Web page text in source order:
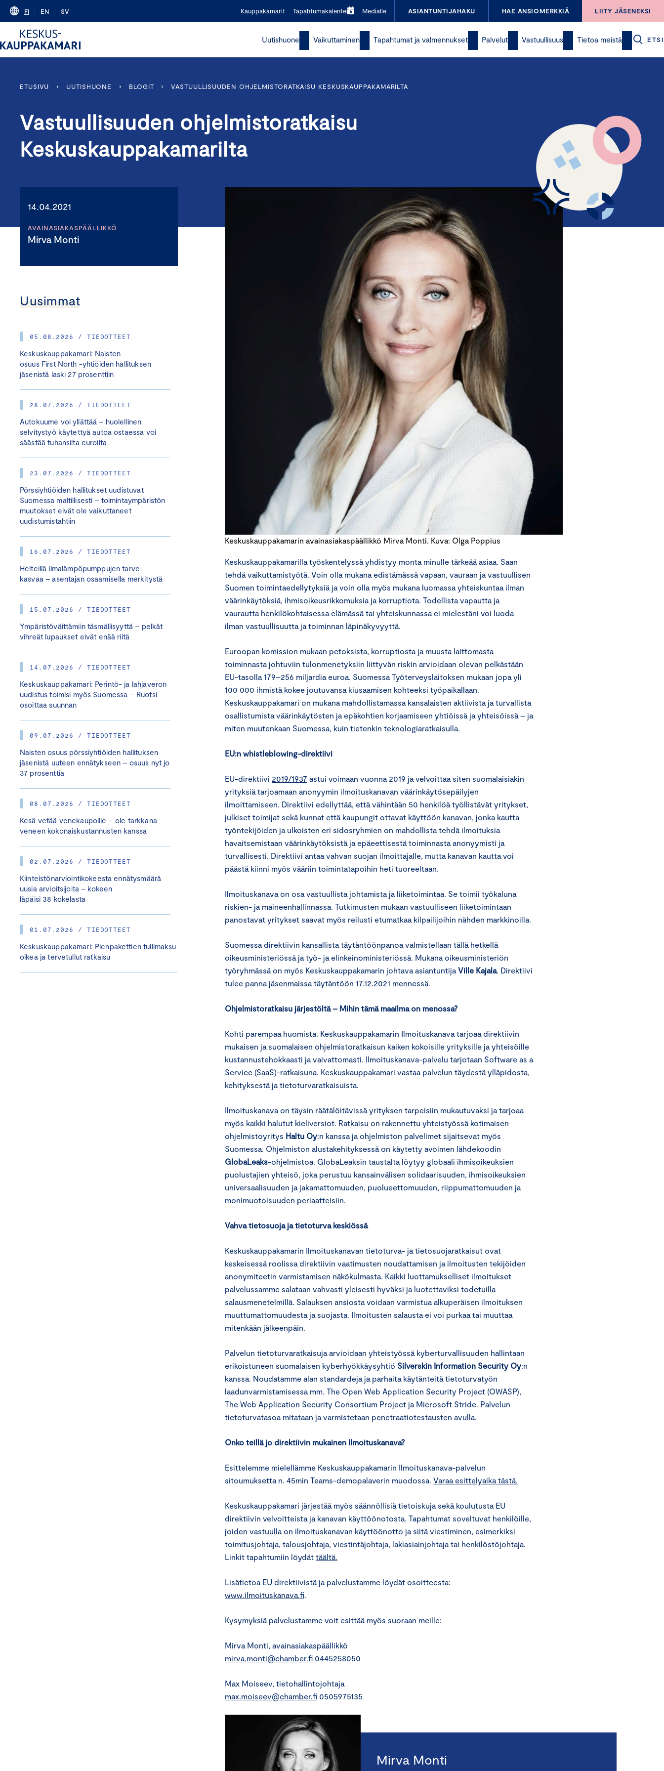
Skip
content
FI EN SV Kauppakamarit Tapahtumakalenteri Medialle ASIANTUNTIJAHAKU HAE ANSIOMERKKIÄ LIITY JÄSENEKSI
Uutishuone Vaikuttaminen Tapahtumat ja valmennukset Palvelut Vastuullisuus Tietoa meistä ETSI
ETUSIVU › UUTISHUONE › BLOGIT › VASTUULLISUUDEN OHJELMISTORATKAISU KESKUSKAUPPAKAMARILTA
Vastuullisuuden ohjelmistoratkaisu
Keskuskauppakamarilta
14.04.2021
AVAINASIAKASPÄÄLLIKKÖ
Mirva Monti
Uusimmat
05.08.2026 / TIEDOTTEET
Keskuskauppakamari: Naisten
osuus First North -yhtiöiden hallituksen
jäsenistä laski 27 prosenttiin
28.07.2026 / TIEDOTTEET
Autokuume voi yllättää – huolellinen
selvitystyö käytettyä autoa ostaessa voi
säästää tuhansilta euroilta
23.07.2026 / TIEDOTTEET
Pörssiyhtiöiden hallitukset uudistuvat
Suomessa maltillisesti – toimintaympäristön
muutokset eivät ole vaikuttaneet
uudistumistahtiin
16.07.2026 / TIEDOTTEET
Helteillä ilmalämpöpumppujen tarve
kasvaa – asentajan osaamisella merkitystä
15.07.2026 / TIEDOTTEET
Ympäristöväittämiin täsmällisyyttä – pelkät
vihreät lupaukset eivät enää riitä
14.07.2026 / TIEDOTTEET
Keskuskauppakamari: Perintö- ja lahjaveron
uudistus toimisi myös Suomessa – Ruotsi
osoittaa suunnan
09.07.2026 / TIEDOTTEET
Naisten osuus pörssiyhtiöiden hallituksen
jäsenistä uuteen ennätykseen – osuus nyt jo
37 prosenttia
08.07.2026 / TIEDOTTEET
Kesä vetää venekaupoille – ole tarkkana
veneen kokonaiskustannusten kanssa
02.07.2026 / TIEDOTTEET
Kiinteistönarviointikokeesta ennätysmäärä
uusia arvioitsijoita – kokeen
läpäisi 38 kokelasta
01.07.2026 / TIEDOTTEET
Keskuskauppakamari: Pienpakettien tullimaksu
oikea ja tervetullut ratkaisu
Keskuskauppakamarin avainasiakaspäällikkö Mirva Monti. Kuva: Olga Poppius
Keskuskauppakamarilla työskentelyssä yhdistyy monta minulle tärkeää asiaa. Saan
tehdä vaikuttamistyötä. Voin olla mukana edistämässä vapaan, vauraan ja vastuullisen
Suomen toimintaedellytyksiä ja voin olla myös mukana luomassa yhteiskuntaa ilman
väärinkäytöksiä, ihmisoikeusrikkomuksia ja korruptiota. Todellista vapautta ja
vaurautta henkilökohtaisessa elämässä tai yhteiskunnassa ei mielestäni voi luoda
ilman vastuullisuutta ja toiminnan läpinäkyvyyttä.
Euroopan komission mukaan petoksista, korruptiosta ja muusta laittomasta
toiminnasta johtuviin tulonmenetyksiin liittyvän riskin arvioidaan olevan pelkästään
EU-tasolla 179–256 miljardia euroa. Suomessa Työterveyslaitoksen mukaan jopa yli
100 000 ihmistä kokee joutuvansa kiusaamisen kohteeksi työpaikallaan.
Keskuskauppakamari on mukana mahdollistamassa kansalaisten aktiivista ja turvallista
osallistumista väärinkäytösten ja epäkohtien korjaamiseen yhtiöissä ja yhteisöissä – ja
miten muutenkaan Suomessa, kuin tietenkin teknologiaratkaisulla.
EU:n whistleblowing-direktiivi
EU-direktiivi 2019/1937 astui voimaan vuonna 2019 ja velvoittaa siten suomalaisiakin
yrityksiä tarjoamaan anonyymin ilmoituskanavan väärinkäytösepäilyjen
ilmoittamiseen. Direktiivi edellyttää, että vähintään 50 henkilöä työllistävät yritykset,
julkiset toimijat sekä kunnat että kaupungit ottavat käyttöön kanavan, jonka kautta
työntekijöiden ja ulkoisten eri sidosryhmien on mahdollista tehdä ilmoituksia
havaitsemistaan väärinkäytöksistä ja epäeettisestä toiminnasta anonyymisti ja
turvallisesti. Direktiivi antaa vahvan suojan ilmoittajalle, mutta kanavan kautta voi
päästä kiinni myös vääriin toimintatapoihin heti tuoreeltaan.
Ilmoituskanava on osa vastuullista johtamista ja liiketoimintaa. Se toimii työkaluna
riskien- ja maineenhallinnassa. Tutkimusten mukaan vastuulliseen liiketoimintaan
panostavat yritykset saavat myös reilusti etumatkaa kilpailijoihin nähden markkinoilla.
Suomessa direktiivin kansallista täytäntöönpanoa valmistellaan tällä hetkellä
oikeusministeriössä ja työ- ja elinkeinoministeriössä. Mukana oikeusministeriön
työryhmässä on myös Keskuskauppakamarin johtava asiantuntija Ville Kajala. Direktiivi
tulee panna jäsenmaissa täytäntöön 17.12.2021 mennessä.
Ohjelmistoratkaisu järjestöltä – Mihin tämä maailma on menossa?
Kohti parempaa huomista. Keskuskauppakamarin Ilmoituskanava tarjoaa direktiivin
mukaisen ja suomalaisen ohjelmistoratkaisun kaiken kokoisille yrityksille ja yhteisöille
kustannustehokkaasti ja vaivattomasti. Ilmoituskanava-palvelu tarjotaan Software as a
Service (SaaS)-ratkaisuna. Keskuskauppakamari vastaa palvelun täydestä ylläpidosta,
kehityksestä ja tietoturvaratkaisuista.
Ilmoituskanava on täysin räätälöitävissä yrityksen tarpeisiin mukautuvaksi ja tarjoaa
myös kaikki halutut kieliversiot. Ratkaisu on rakennettu yhteistyössä kotimaisen
ohjelmistoyritys Haltu Oy:n kanssa ja ohjelmiston palvelimet sijaitsevat myös
Suomessa. Ohjelmiston alustakehityksessä on käytetty avoimen lähdekoodin
GlobaLeaks-ohjelmistoa. GlobaLeaksin taustalta löytyy globaali ihmisoikeuksien
puolustajien yhteisö, joka perustuu kansainvälisen solidaarisuuden, ihmisoikeuksien
universaalisuuden ja jakamattomuuden, puolueettomuuden, riippumattomuuden ja
monimuotoisuuden periaatteisiin.
Vahva tietosuoja ja tietoturva keskiössä
Keskuskauppakamarin Ilmoituskanavan tietoturva- ja tietosuojaratkaisut ovat
keskeisessä roolissa direktiivin vaatimusten noudattamisen ja ilmoitusten tekijöiden
anonymiteetin varmistamisen näkökulmasta. Kaikki luottamukselliset ilmoitukset
palvelussamme salataan vahvasti yleisesti hyväksi ja luotettaviksi todetuilla
salausmenetelmillä. Salauksen ansiosta voidaan varmistua alkuperäisen ilmoituksen
muuttumattomuudesta ja suojasta. Ilmoitusten salausta ei voi purkaa tai muuttaa
mitenkään jälkeenpäin.
Palvelun tietoturvaratkaisuja arvioidaan yhteistyössä kyberturvallisuuden hallintaan
erikoistuneen suomalaisen kyberhyökkäysyhtiö Silverskin Information Security Oy:n
kanssa. Noudatamme alan standardeja ja parhaita käytänteitä tietoturvatyön
laadunvarmistamisessa mm. The Open Web Application Security Project (OWASP),
The Web Application Security Consortium Project ja Microsoft Stride. Palvelun
tietoturvatasoa mitataan ja varmistetaan penetraatiotestausten avulla.
Onko teillä jo direktiivin mukainen Ilmoituskanava?
Esittelemme mielellämme Keskuskauppakamarin Ilmoituskanava-palvelun
sitoumuksetta n. 45min Teams-demopalaverin muodossa. Varaa esittelyaika tästä.
Keskuskauppakamari järjestää myös säännöllisiä tietoiskuja sekä koulutusta EU
direktiivin velvoitteista ja kanavan käyttöönotosta. Tapahtumat soveltuvat henkilöille,
joiden vastuulla on ilmoituskanavan käyttöönotto ja siitä viestiminen, esimerkiksi
toimitusjohtaja, talousjohtaja, viestintäjohtaja, lakiasiainjohtaja tai henkilöstöjohtaja.
Linkit tapahtumiin löydät täältä.
Lisätietoa EU direktiivistä ja palvelustamme löydät osoitteesta:
www.ilmoituskanava.fi.
Kysymyksiä palvelustamme voit esittää myös suoraan meille:
Mirva Monti, avainasiakaspäällikkö
mirva.monti@chamber.fi 0445258050
Max Moiseev, tietohallintojohtaja
max.moiseev@chamber.fi 0505975135
Mirva Monti